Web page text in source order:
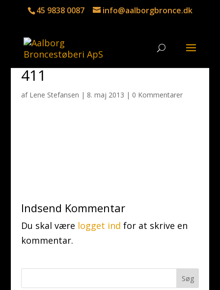
45 9838 0087 info@aalborgbronce.dk
411
af Lene Stefansen | 8. maj 2013 | 0 Kommentarer
Indsend Kommentar
Du skal være logget ind for at skrive en
kommentar.